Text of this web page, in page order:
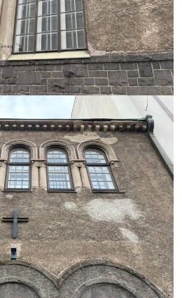
https://saumasters.fi/wp-
content/uploads/2025/12/
20251212-
WA0007.jpg